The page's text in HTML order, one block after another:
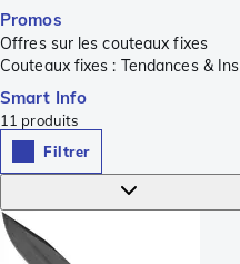
Promos
Offres sur les couteaux fixes
Couteaux fixes : Tendances &
Smart Info
11 produits
Filtrer